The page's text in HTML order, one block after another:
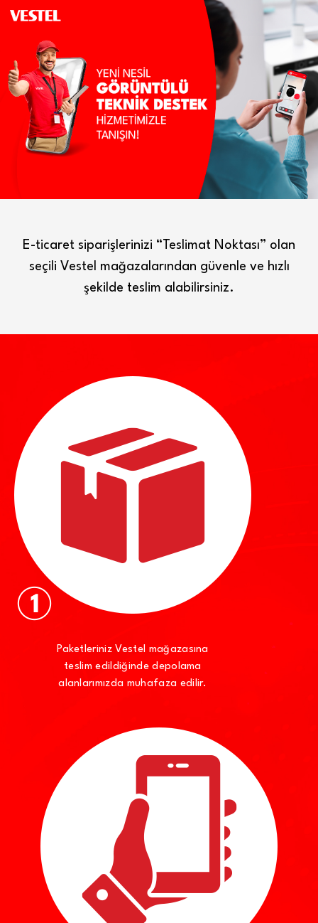
E-ticaret siparişlerinizi “Teslimat Noktası” olan
seçili Vestel mağazalarından güvenle ve hızlı
şekilde teslim alabilirsiniz.
Paketleriniz Vestel mağazasına
teslim edildiğinde depolama
alanlarımızda muhafaza edilir.